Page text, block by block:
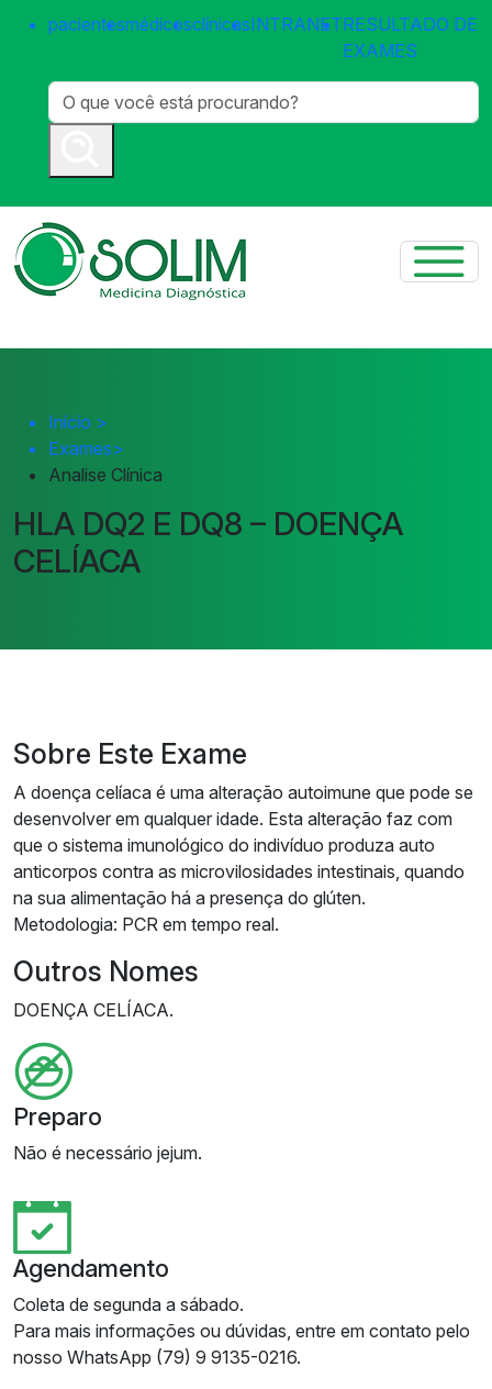
pacientesmédicosclínicasINTRANETRESULTADO DE
EXAMES
Início >
Exames>
Analise Clínica
HLA DQ2 E DQ8 – DOENÇA
CELÍACA
Sobre Este Exame
A doença celíaca é uma alteração autoimune que pode se
desenvolver em qualquer idade. Esta alteração faz com
que o sistema imunológico do indivíduo produza auto
anticorpos contra as microvilosidades intestinais, quando
na sua alimentação há a presença do glúten.
Metodologia: PCR em tempo real.
Outros Nomes
DOENÇA CELÍACA.
Preparo
Não é necessário jejum.
Agendamento
Coleta de segunda a sábado.
Para mais informações ou dúvidas, entre em contato pelo
nosso WhatsApp (79) 9 9135-0216.